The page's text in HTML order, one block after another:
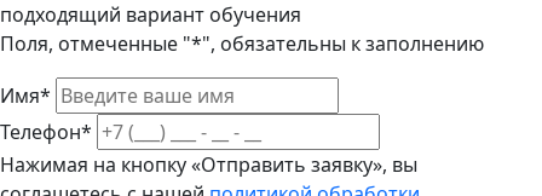
подходящий вариант обучения
Поля, отмеченные "*", обязательны к заполнению
Имя*
Телефон*
Нажимая на кнопку «Отправить заявку», вы